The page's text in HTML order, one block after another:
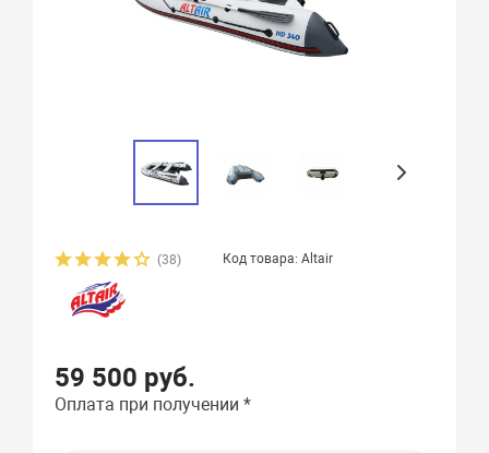
(38) Код товара: Altair
59 500 руб.
Оплата при получении *